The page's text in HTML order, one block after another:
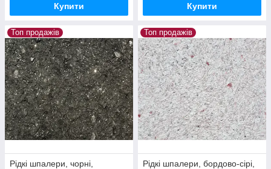
Купити Купити
Топ продажів
Рідкі шпалери, чорні,
Топ продажів
Рідкі шпалери, бордово-сірі,